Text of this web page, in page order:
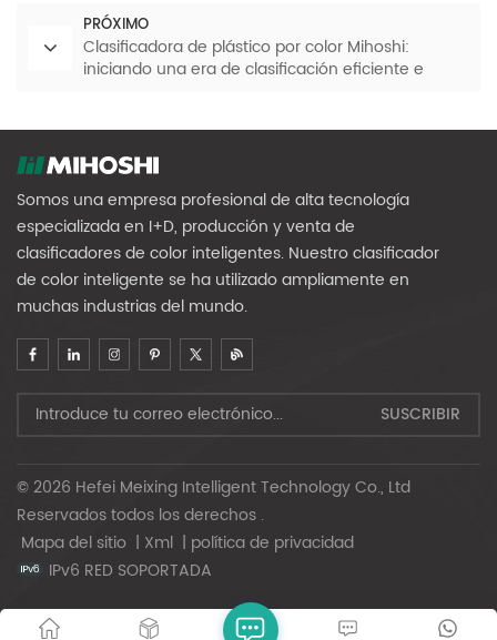
PRÓXIMO
Clasificadora de plástico por color Mihoshi:
iniciando una era de clasificación eficiente e
Somos una empresa profesional de alta tecnología
especializada en I+D, producción y venta de
clasificadores de color inteligentes. Nuestro clasificador
de color inteligente se ha utilizado ampliamente en
muchas industrias del mundo.
© 2026 Hefei Meixing Intelligent Technology Co., Ltd
Reservados todos los derechos .
Mapa del sitio | Xml | política de privacidad
IPv6 RED SOPORTADA